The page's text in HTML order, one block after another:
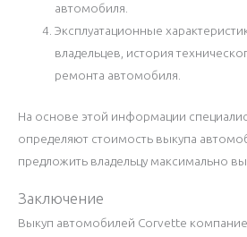
автомобиля.
Эксплуатационные
владельцев, история
ремонта автомобиля.
На основе этой информации
определяют стоимость выкупа
предложить владельцу максимально
Заключение
Выкуп автомобилей Corvette